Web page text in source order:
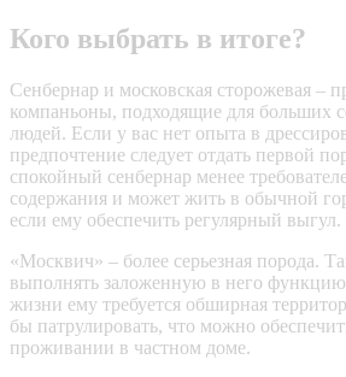
Кого выбрать в итоге?
Сенбернар и московская сторожевая –
компаньоны, подходящие для больших
людей. Если у вас нет опыта в
предпочтение следует отдать первой
спокойный сенбернар менее
содержания и может жить в обычной
если ему обеспечить регулярный выгул.
«Москвич» – более серьезная порода.
выполнять заложенную в него
жизни ему требуется обширная
бы патрулировать, что можно
проживании в частном доме.